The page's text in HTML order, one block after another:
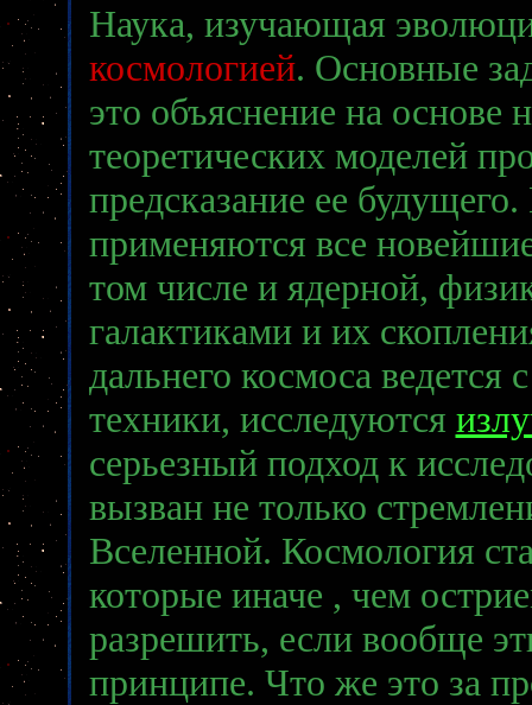
Наука, изучающая
космологией. Основные
это объяснение на основе
теоретических моделей
предсказание ее
применяются все
том числе и ядерной,
галактиками и их
дальнего космоса
техники, исследуются
серьезный подход к
вызван не только
Вселенной. Космология
которые иначе , чем
разрешить, если вообще
принципе. Что же это за